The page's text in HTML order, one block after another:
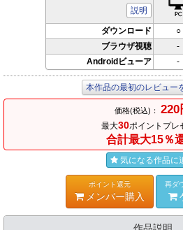
説明
ダウンロード ○
ブラウザ視聴
-
Androidビューア
-
本作品の最初のレビュー
価格(税込)： 220
最大30ポイントプレ
合計最大15％
気になる作品に
ポイント還元
メンバー購入
再ダ